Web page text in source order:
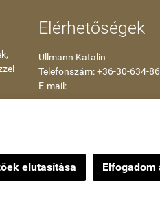
elutasítása Elfogadom
Elérhetőségek
Ullmann Katalin
Telefonszám: +36-30-634-
E-mail: